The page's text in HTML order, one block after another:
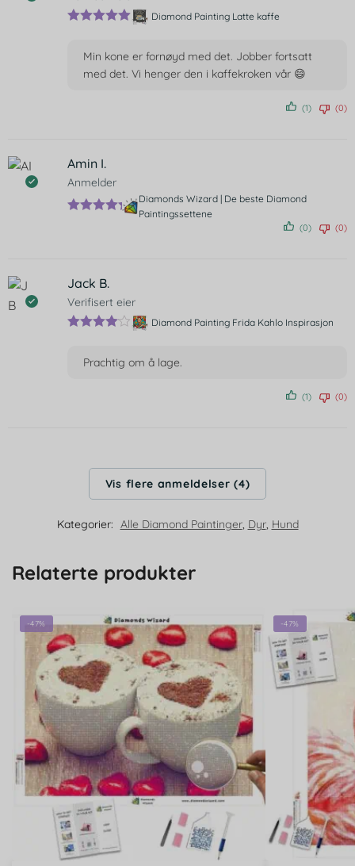
Diamond Painting Latte kaffe
Min kone er fornøyd med det. Jobber fortsatt
med det. Vi henger den i kaffekroken vår 😄
(1) (0)
Amin I.
Anmelder
Diamonds Wizard | De beste Diamond
Paintingssettene
(0) (0)
Jack B.
Verifisert eier
Diamond Painting Frida Kahlo Inspirasjon
Prachtig om å lage.
(1) (0)
Vis flere anmeldelser (4)
Kategorier: Alle Diamond Paintinger, Dyr, Hund
Relaterte produkter
-47% -47%